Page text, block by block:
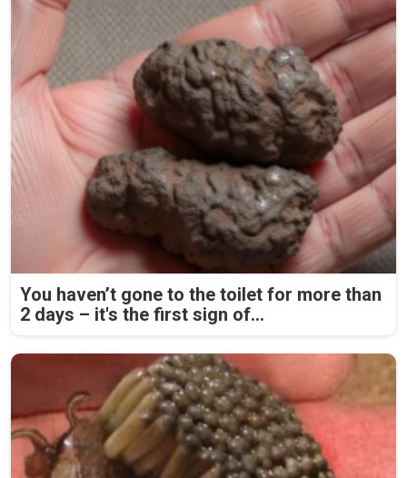
You haven’t gone to the toilet for more than
2 days – it's the first sign of...